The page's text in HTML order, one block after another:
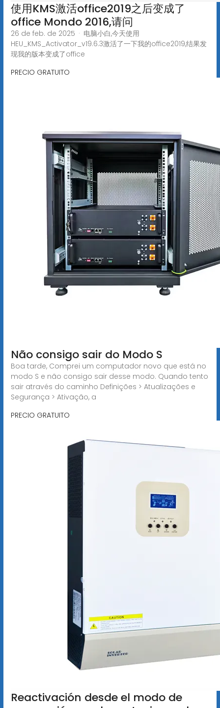
使用KMS激活office2019之后变成了
office Mondo 2016,请问
26 de feb. de 2025 · 电脑小白,今天使用
HEU_KMS_Activator_v19.6.3激活了一下我的office2019,结果发
现我的版本变成了office
PRECIO GRATUITO
Não consigo sair do Modo S
Boa tarde, Comprei um computador novo que está no
modo S e não consigo sair desse modo. Quando tento
sair através do caminho Definições > Atualizações e
Segurança > Ativação, a
PRECIO GRATUITO
Reactivación desde el modo de